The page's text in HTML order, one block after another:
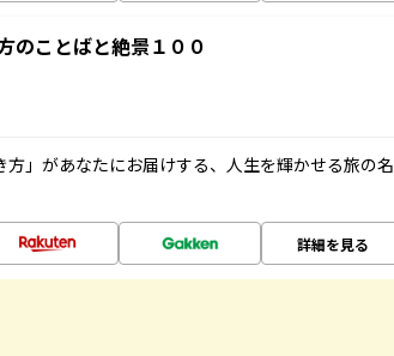
のことばと絶景１００
」があなたにお届けする、人生を輝かせる旅の名
詳細を見る